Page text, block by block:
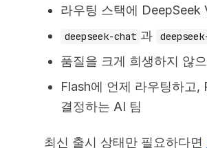
라우팅 스택에 DeepSeek
deepseek-chat 과
품질을 크게 희생하지 않
Flash에 언제 라우팅하고
결정하는 AI 팀
최신 출시 상태만 필요하다면